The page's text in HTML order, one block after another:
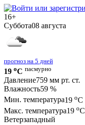
16+
Суббота08 августа
прогноз на 5 дней
19 oC пасмурно
Давление759 мм рт. ст.
Влажность59 %
Мин. температура19 oC
Макс. температура19 oC
Ветерзападный